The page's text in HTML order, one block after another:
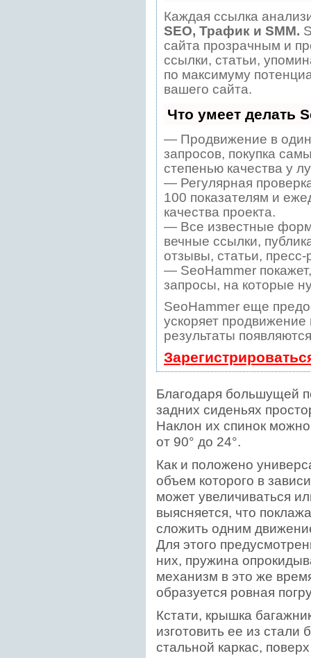
Каждая ссылка
SEO, Трафик и SMM.
сайта прозрачным и
ссылки, статьи,
по максимуму
вашего сайта.
Что умеет делать
— Продвижение в один
запросов, покупка
степенью качества у
— Регулярная
100 показателям и
качества проекта.
— Все известные
вечные ссылки,
отзывы, статьи,
— SeoHammer
запросы, на которые
SeoHammer еще
ускоряет
результаты
Благодаря большущей
задних сиденьях
Наклон их спинок
от 90° до 24°.
Как и положено
объем которого в
может увеличиваться
выясняется, что
сложить одним
Для этого
них, пружина
механизм в это же
образуется ровная
Кстати, крышка
изготовить ее из
стальной каркас,